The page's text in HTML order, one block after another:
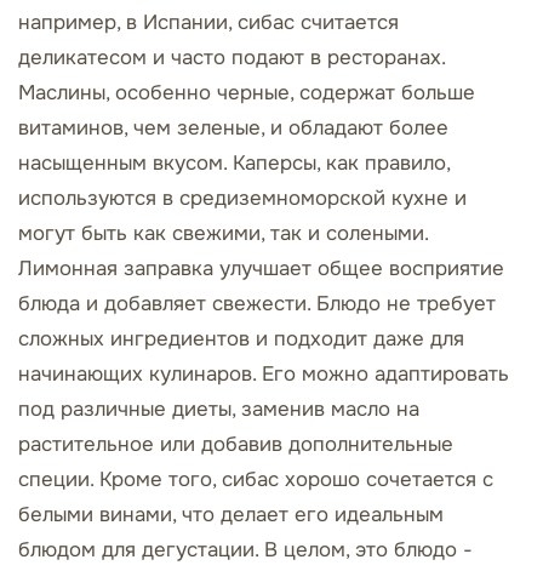
например, в Испании, сибас считается
деликатесом и часто подают в ресторанах.
Маслины, особенно черные, содержат больше
витаминов, чем зеленые, и обладают более
насыщенным вкусом. Каперсы, как правило,
используются в средиземноморской кухне и
могут быть как свежими, так и солеными.
Лимонная заправка улучшает общее восприятие
блюда и добавляет свежести. Блюдо не требует
сложных ингредиентов и подходит даже для
начинающих кулинаров. Его можно адаптировать
под различные диеты, заменив масло на
растительное или добавив дополнительные
специи. Кроме того, сибас хорошо сочетается с
белыми винами, что делает его идеальным
блюдом для дегустации. В целом, это блюдо -